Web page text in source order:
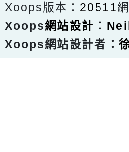
Xoops版本： 20511
Xoops網站設計 ：
Xoops網站設計者：